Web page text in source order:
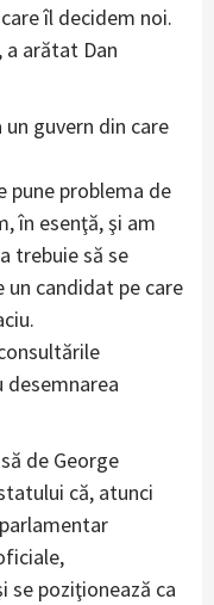
îl decidem noi.
arătat Dan
guvern din care
pune problema de
în esenţă, şi am
trebuie să se
un candidat pe care
de George
că, atunci
se poziţionează ca